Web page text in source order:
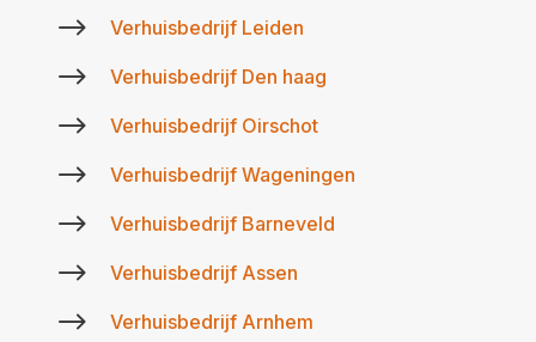
$ Verhuisbedrijf Leiden
$ Verhuisbedrijf Den haag
$ Verhuisbedrijf Oirschot
$ Verhuisbedrijf Wageningen
$ Verhuisbedrijf Barneveld
$ Verhuisbedrijf Assen
$ Verhuisbedrijf Arnhem